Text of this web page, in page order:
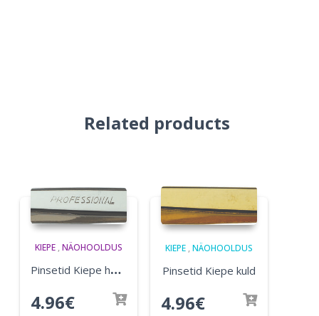
Related products
KIEPE ,NÄOHOOLDUS
P
insetid Kiepe hõbe
4.96€
KIEPE ,NÄOHOOLDUS
Pinsetid Kiepe kuld
4.96€